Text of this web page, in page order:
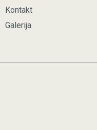
Kontakt
Galerija